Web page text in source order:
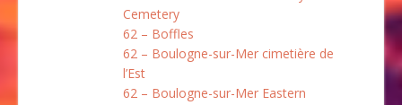
Cemetery
62 – Boffles
62 – Boulogne-sur-Mer cimetière de
l’Est
62 – Boulogne-sur-Mer Eastern